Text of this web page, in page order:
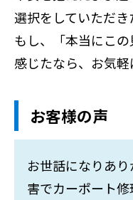
選択をしていただき
もし、「本当にこ
感じたなら、お気軽
お客様の声
お世話になりあ
害でカーポート